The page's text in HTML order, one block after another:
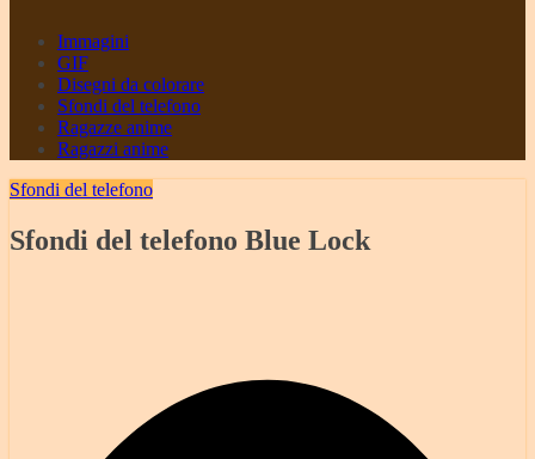
Immagini
GIF
Disegni da colorare
Sfondi del telefono
Ragazze anime
Ragazzi anime
Sfondi del telefono
Sfondi del telefono Blue Lock